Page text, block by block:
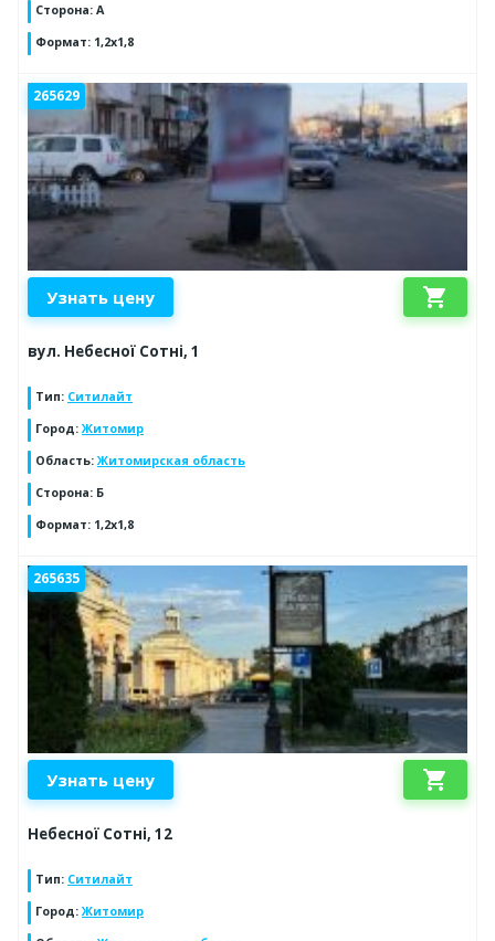
Сторона: А
Формат: 1,2х1,8
265629
Узнать цену shopping_cart
вул. Небесної Сотні, 1
Тип: Ситилайт
Город: Житомир
Область: Житомирская область
Сторона: Б
Формат: 1,2х1,8
265635
Узнать цену shopping_cart
Небесної Сотні, 12
Тип: Ситилайт
Город: Житомир